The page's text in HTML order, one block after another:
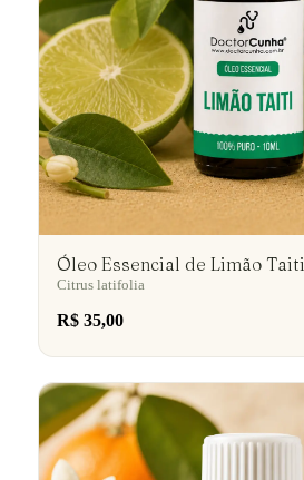
Óleo Essencial de Limão Taiti
Citrus latifolia
R$ 35,00